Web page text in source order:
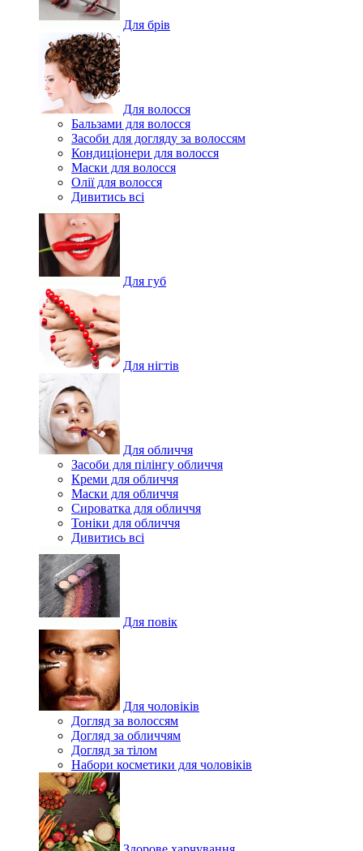
Для брів
Для волосся
Бальзами для волосся
Засоби для догляду за волоссям
Кондиціонери для волосся
Маски для волосся
Олії для волосся
Дивитись всі
Для губ
Для нігтів
Для обличчя
Засоби для пілінгу обличчя
Креми для обличчя
Маски для обличчя
Сироватка для обличчя
Тоніки для обличчя
Дивитись всі
Для повік
Для чоловіків
Догляд за волоссям
Догляд за обличчям
Догляд за тілом
Набори косметики для чоловіків